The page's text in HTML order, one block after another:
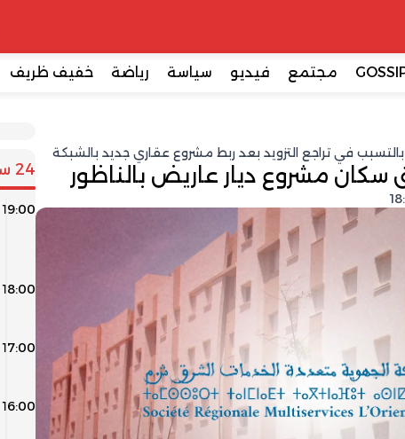
مجتمع فيديو سياسة رياضة خفيف ظريف
في تراجع التزويد بعد ربط مشروع عقاري جديد بالشبكة
سكان مشروع ديار عاريض بالناظور 24 ساعة
19:00
18:00
17:00
16:00